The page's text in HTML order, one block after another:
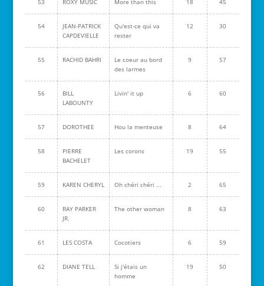
53 ROXY MUSIC More than this 18 45
54
JEAN-PATRICK
CAPDEVIELLE
Qu'est-ce qui va
rester
12 30
55 RACHID BAHRI
Le coeur au bord
des larmes
9 57
56
BILL
LABOUNTY
Livin' it up 6 60
57 DOROTHEE Hou la menteuse 8 64
58
PIERRE
BACHELET
Les corons 19 55
59 KAREN CHERYL Oh chéri chéri ... 2 65
60
RAY PARKER
JR.
The other woman 8 63
61 LES COSTA Cocotiers 6 59
62 DIANE TELL
Si j'étais un
homme
19 50